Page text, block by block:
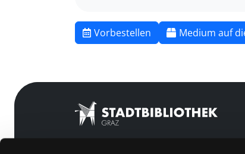
Vorbestellen Medium auf